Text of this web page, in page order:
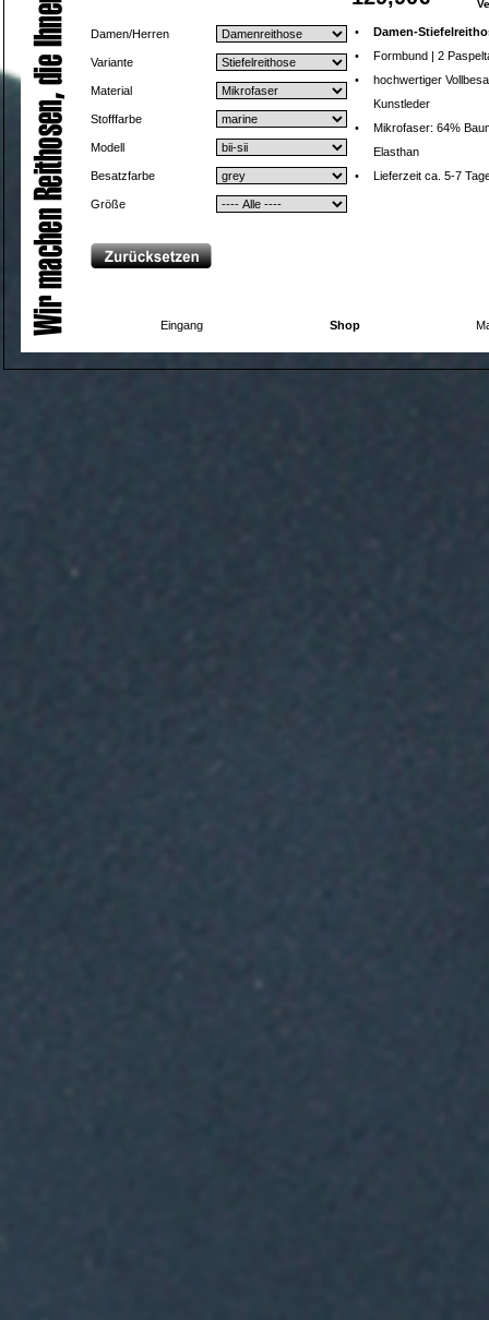
Damen/Herren
Variante
Material
Stofffarbe
Modell
Besatzfarbe
Größe
•
Damen-
•
Formbund | 2
•
hochwertiger
Kunstleder
•
Mikrofaser: 64%
Elasthan
•
Lieferzeit ca. 5-7
Eingang Shop